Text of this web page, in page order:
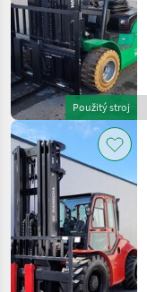
Použitý stroj